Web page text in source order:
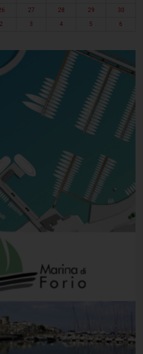
27 28 29
30
2 3 4 5 6